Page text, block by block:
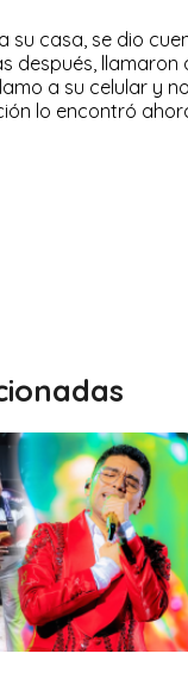
su casa, se dio
después,
a su celular y
lo encontró